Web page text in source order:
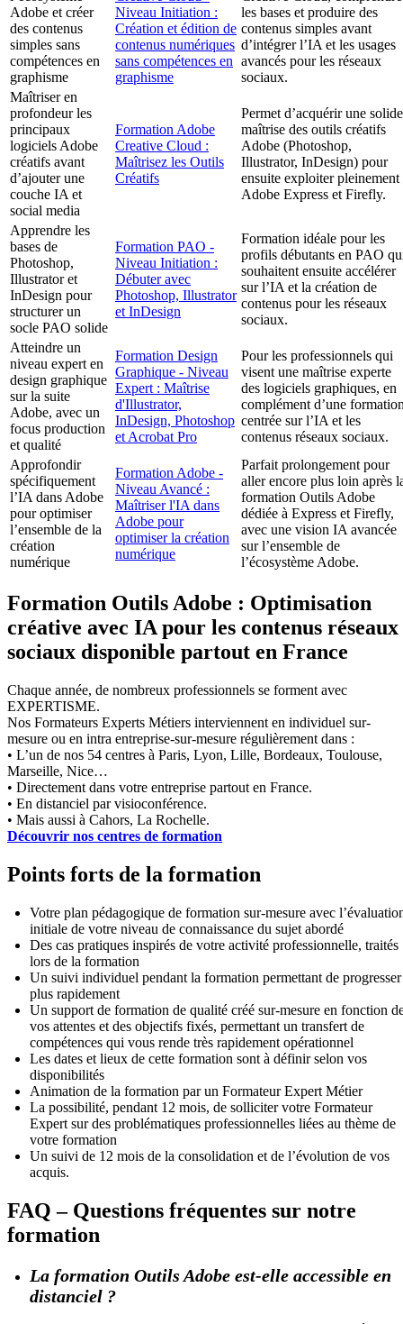
Adobe et créer
des contenus
simples sans
compétences en
graphisme
Niveau Initiation :
Création et édition de
contenus numériques
sans compétences en
graphisme
les bases et produire des
contenus simples avant
d’intégrer l’IA et les usages
avancés pour les réseaux
sociaux.
Maîtriser en
profondeur les
principaux
logiciels Adobe
créatifs avant
d’ajouter une
couche IA et
social media
Formation Adobe
Creative Cloud :
Maîtrisez les Outils
Créatifs
Permet d’acquérir une solide
maîtrise des outils créatifs
Adobe (Photoshop,
Illustrator, InDesign) pour
ensuite exploiter pleinement
Adobe Express et Firefly.
Apprendre les
bases de
Photoshop,
Illustrator et
InDesign pour
structurer un
socle PAO solide
Formation PAO -
Niveau Initiation :
Débuter avec
Photoshop, Illustrator
et InDesign
Formation idéale pour les
profils débutants en PAO
souhaitent ensuite accélérer
sur l’IA et la création de
contenus pour les réseaux
sociaux.
Atteindre un
niveau expert en
design graphique
sur la suite
Adobe, avec un
focus production
et qualité
Formation Design
Graphique - Niveau
Expert : Maîtrise
d'Illustrator,
InDesign, Photoshop
et Acrobat Pro
Pour les professionnels qui
visent une maîtrise experte
des logiciels graphiques, en
complément d’une
centrée sur l’IA et les
contenus réseaux sociaux.
Approfondir
spécifiquement
l’IA dans Adobe
pour optimiser
l’ensemble de la
création
numérique
Formation Adobe -
Niveau Avancé :
Maîtriser l'IA dans
Adobe pour
optimiser la création
numérique
Parfait prolongement pour
aller encore plus loin après
formation Outils Adobe
dédiée à Express et Firefly,
avec une vision IA avancée
sur l’ensemble de
l’écosystème Adobe.
Formation Outils Adobe : Optimisation
créative avec IA pour les contenus réseaux
sociaux disponible partout en France
Chaque année, de nombreux professionnels se forment avec
EXPERTISME.
Nos Formateurs Experts Métiers interviennent en individuel sur-
mesure ou en intra entreprise-sur-mesure régulièrement dans :
• L’un de nos 54 centres à Paris, Lyon, Lille, Bordeaux, Toulouse,
Marseille, Nice…
• Directement dans votre entreprise partout en France.
• En distanciel par visioconférence.
• Mais aussi à Cahors, La Rochelle.
Découvrir nos centres de formation
Points forts de la formation
Votre plan pédagogique de formation sur-mesure avec
initiale de votre niveau de connaissance du sujet abordé
Des cas pratiques inspirés de votre activité professionnelle, traités
lors de la formation
Un suivi individuel pendant la formation permettant de progresser
plus rapidement
Un support de formation de qualité créé sur-mesure en fonction
vos attentes et des objectifs fixés, permettant un transfert de
compétences qui vous rende très rapidement opérationnel
Les dates et lieux de cette formation sont à définir selon vos
disponibilités
Animation de la formation par un Formateur Expert Métier
La possibilité, pendant 12 mois, de solliciter votre Formateur
Expert sur des problématiques professionnelles liées au thème de
votre formation
Un suivi de 12 mois de la consolidation et de l’évolution de vos
acquis.
FAQ – Questions fréquentes sur notre
formation
La formation Outils Adobe est-elle accessible en
distanciel ?